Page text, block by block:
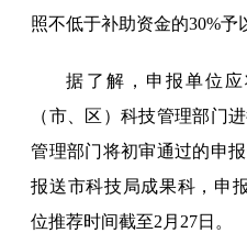
照不低于补助资金的30%予
据了解，申报单位
（市、区）科技管理部门
管理部门将初审通过的申
报送市科技局成果科，申
位推荐时间截至2月27日。